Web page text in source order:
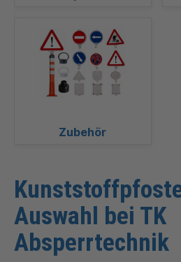
Zubehör
Auswahl bei TK
Absperrtechnik